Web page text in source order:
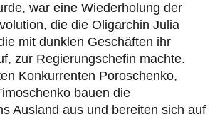
war eine Wiederholung der
die die Oligarchin Julia
mit dunklen Geschäften ihr
zur Regierungschefin machte.
Konkurrenten Poroschenko,
bauen die
Ausland aus und bereiten sich auf